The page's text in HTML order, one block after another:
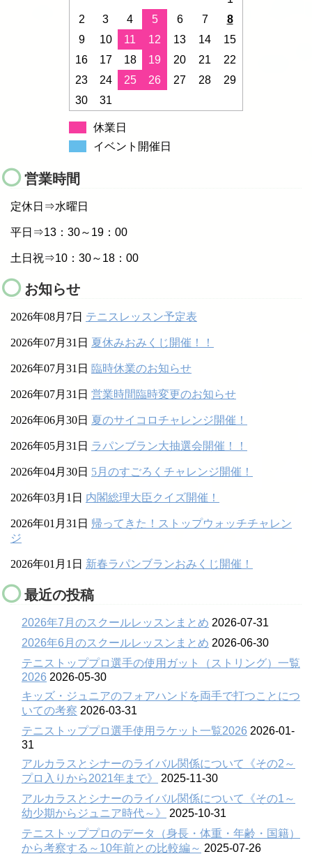
2
3 4 5 6 7
8
9
10 11 12 13 14
15
16
17 18 19 20 21
22
23
24 25 26 27 28
29
30
31
休業日
イベント開催日
営業時間
定休日⇒水曜日
平日⇒13：30～19：00
土日祝⇒10：30～18：00
お知らせ
2026年08月7日 テニスレッスン予定表
2026年07月31日 夏休みおみくじ開催！！
2026年07月31日 臨時休業のお知らせ
2026年07月31日 営業時間臨時変更のお知らせ
2026年06月30日 夏のサイコロチャレンジ開催！
2026年05月31日 ラパンブラン大抽選会開催！！
2026年04月30日 5月のすごろくチャレンジ開催！
2026年03月1日 内閣総理大臣クイズ開催！
2026年01月31日 帰ってきた！ストップウォッチチャレン
ジ
2026年01月1日 新春ラパンブランおみくじ開催！
最近の投稿
2026年7月のスクールレッスンまとめ 2026-07-31
2026年6月のスクールレッスンまとめ 2026-06-30
テニストッププロ選手の使用ガット（ストリング）一覧
2026 2026-05-30
キッズ・ジュニアのフォアハンドを両手で打つことにつ
いての考察 2026-03-31
テニストッププロ選手使用ラケット一覧2026 2026-01-
31
アルカラスとシナーのライバル関係について《その2～
プロ入りから2021年まで》
2025-11-30
アルカラスとシナーのライバル関係について《その1～
幼少期からジュニア時代～》
2025-10-31
テニストッププロのデータ（身長・体重・年齢・国籍）
から考察する～10年前との比較編～ 2025-07-26